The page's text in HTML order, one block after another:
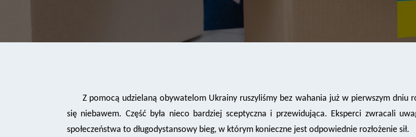
Z pomocą udzielaną obywatelom Ukrainy ruszyliśmy bez wahania już w pierwszym dniu
się niebawem. Część była nieco bardziej sceptyczna i przewidująca. Eksperci zwracali
społeczeństwa to długodystansowy bieg, w którym konieczne jest odpowiednie rozłożenie sił.